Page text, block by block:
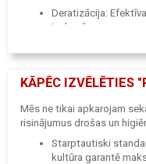
Deratizācija:
izskaušana.
Dezinsekcija:
Dezinfekcija:
Fumigācija:
Putnu kontrole:
atturēšanai no
Monitorings un
risku novērtēšana.
KĀPĒC IZVĒLĒTIES
Mēs ne tikai apkarojam
risinājumus drošas un
Starptautiski
kultūra garantē